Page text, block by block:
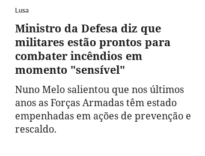
Lusa
Ministro da Defesa diz que
militares estão prontos para
combater incêndios em
momento "sensível"
Nuno Melo salientou que nos últimos
anos as Forças Armadas têm estado
empenhadas em ações de prevenção e
rescaldo.